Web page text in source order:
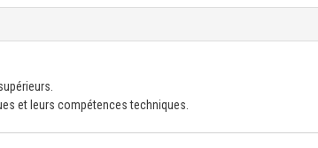
et leurs compétences techniques.